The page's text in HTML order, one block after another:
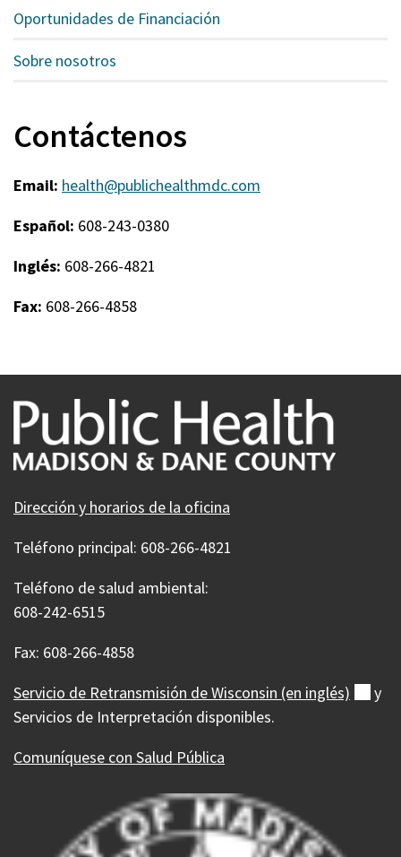
Oportunidades de Financiación
Sobre nosotros
Contáctenos
Email: health@publichealthmdc.com
Español: 608-243-0380
Inglés: 608-266-4821
Fax: 608-266-4858
Dirección y horarios de la oficina
Teléfono principal: 608-266-4821
Teléfono de salud ambiental:
608-242-6515
Fax: 608-266-4858
Servicio de Retransmisión de Wisconsin (en inglés)
y
Servicios de Interpretación disponibles.
Comuníquese con Salud Pública